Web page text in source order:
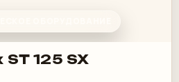
125 SX